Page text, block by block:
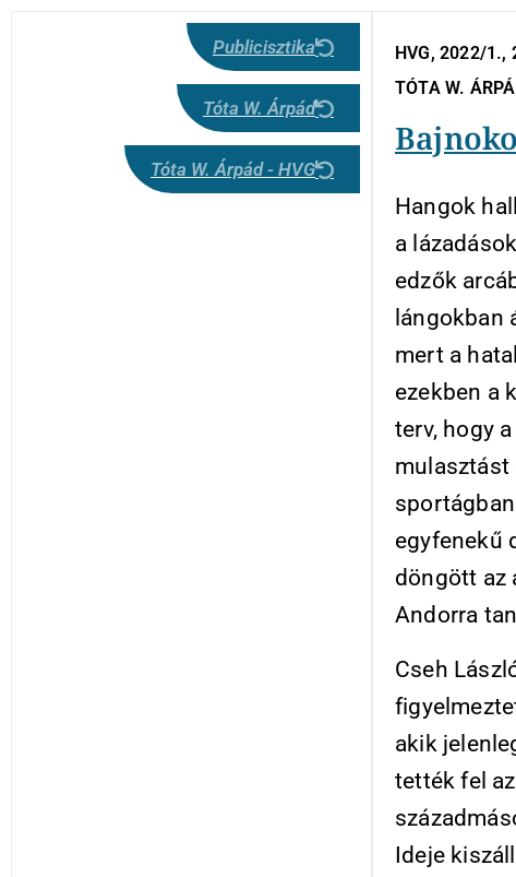
Publicisztika
Tóta W. Árpád
Tóta W. Árpád - HVG
HVG, 2022/1.,
TÓTA W.
Hangok
a
edzők
lángokban
mert a
ezekben a
terv, hogy
mulasztást
egyfenekű
döngött az
Andorra
Cseh
akik
tették fel
Ideje